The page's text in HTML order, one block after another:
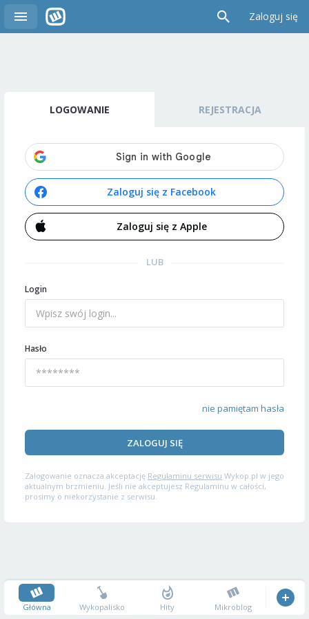
Zaloguj się
LOGOWANIE REJESTRACJA
Zaloguj się z Facebook
Zaloguj się z Apple
LUB
Login
Hasło
nie pamiętam hasła
ZALOGUJ SIĘ
Zalogowanie oznacza akceptację Regulaminu serwisu Wykop.pl w jego
aktualnym brzmieniu. Jeśli nie akceptujesz Regulaminu w całości,
prosimy o niekorzystanie z serwisu.
Główna Wykopalisko Hity Mikroblog